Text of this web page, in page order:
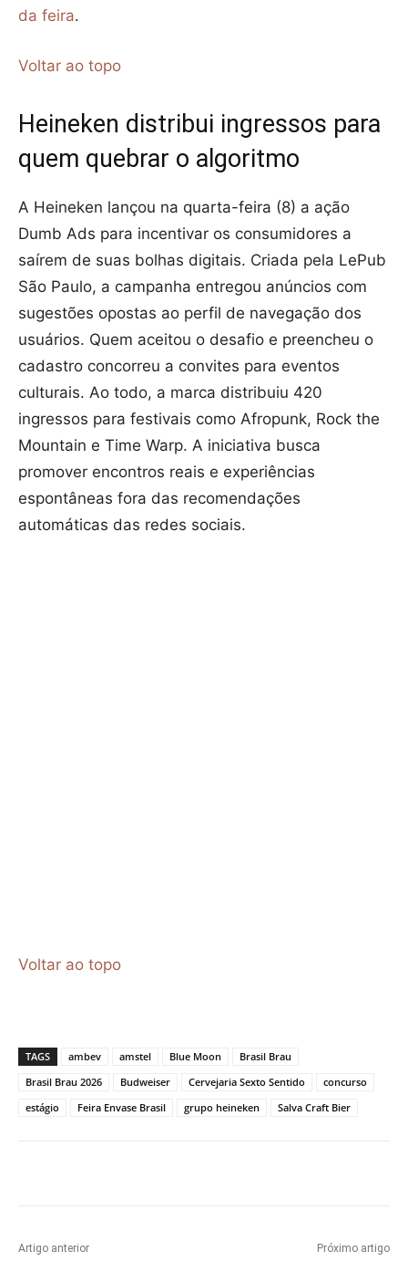
da feira.
Voltar ao topo
Heineken distribui ingressos para
quem quebrar o algoritmo
A Heineken lançou na quarta-feira (8) a ação
Dumb Ads para incentivar os consumidores a
saírem de suas bolhas digitais. Criada pela LePub
São Paulo, a campanha entregou anúncios com
sugestões opostas ao perfil de navegação dos
usuários. Quem aceitou o desafio e preencheu o
cadastro concorreu a convites para eventos
culturais. Ao todo, a marca distribuiu 420
ingressos para festivais como Afropunk, Rock the
Mountain e Time Warp. A iniciativa busca
promover encontros reais e experiências
espontâneas fora das recomendações
automáticas das redes sociais.
Voltar ao topo
TAGS ambev amstel Blue Moon
Brasil Brau
Brasil Brau 2026
Budweiser Cervejaria Sexto Sentido
concurso
estágio
Feira Envase Brasil grupo heineken Salva Craft Bier
Artigo anterior Próximo artigo